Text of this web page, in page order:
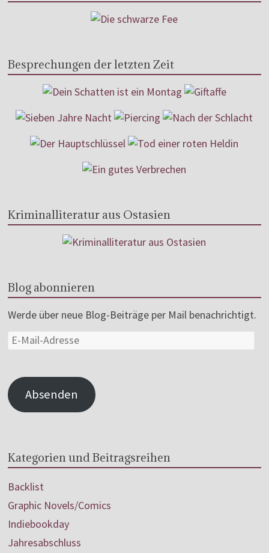
Besprechungen der letzten Zeit
Kriminalliteratur aus Ostasien
Blog abonnieren
Werde über neue Blog-Beiträge per Mail benachrichtigt.
Absenden
Kategorien und Beitragsreihen
Backlist
Graphic Novels/Comics
Indiebookday
Jahresabschluss